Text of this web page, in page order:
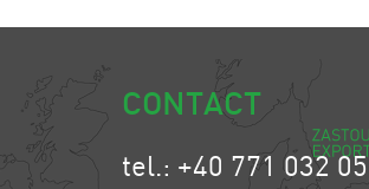
CONTACT
tel.: +40 771 032